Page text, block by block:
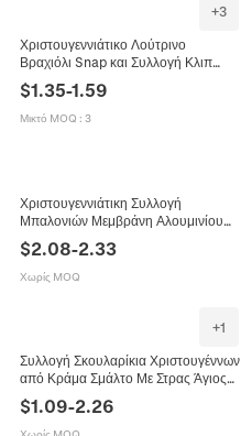
+3
Χριστουγεννιάτικο Λούτρινο
Βραχιόλι Snap και Συλλογή Κλιπ
Μαλλιών Τάρανδος Άγιος Βασίλης
Εορταστική Διακόσμηση Πάρτι Δώρο
για Παιδιά Ενήλικες
$1.35-1.59
Μικτό MOQ : 3
Χριστουγεννιάτικη Συλλογή
Μπαλονιών Μεμβράνη Αλουμινίου
Δέντρο Αστέρι Καμπάνα Διακόσμηση
$2.08-2.33
Χωρίς MOQ
+1
Συλλογή Σκουλαρίκια Χριστουγέννων
από Κράμα Σμάλτο Με Στρας Άγιος
Βασίλης Τάρανδος
Χριστουγεννιάτικο Δέντρο
Εορταστικά Κοσμήματα για Γυναίκες
$1.09-2.26